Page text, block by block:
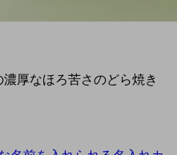
厚なほろ苦さのどら焼き